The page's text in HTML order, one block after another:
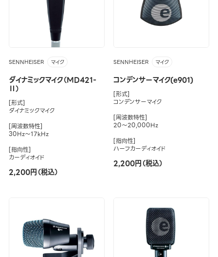
SENNHEISER マイク
ダイナミックマイク（MD421-
Ⅱ）
[形式]
ダイナミックマイク
[周波数特性]
30Hz～17kHz
[指向性]
カーディオイド
2,200円（税込）
SENNHEISER マイク
コンデンサーマイク(e901)
[形式]
コンデンサーマイク
[周波数特性]
20～20,000Hz
[指向性]
ハーフカーディオイド
2,200円（税込）